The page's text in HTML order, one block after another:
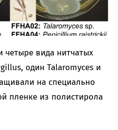
четыре вида нитчатых
один Talaromyces и
на специально
пленке из полистирола